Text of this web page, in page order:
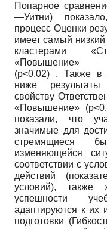
Попарное
—Уитни)
процесс Оценки
имеет самый
кластерами
«Повышение»
(p<0,02) . Также в
ниже результаты
свойству
«Повышение»
показали, что
значимые для
стремящиеся
изменяющейся
соответствии с
действий
условий), также
успешности
адаптируются к их
подготовки